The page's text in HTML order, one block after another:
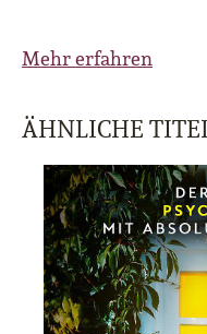
Mehr erfahren
ÄHNLICHE